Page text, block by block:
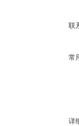
联
常
详